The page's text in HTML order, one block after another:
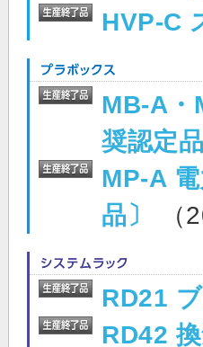
HVP-C
MB-A・
奨認定品
MP-A
品〕
（
RD21
RD42